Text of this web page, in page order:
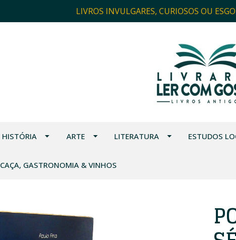
LIVROS INVULGARES, CURIOSOS OU
HISTÓRIA ARTE LITERATURA ESTUDOS
CAÇA, GASTRONOMIA & VINHOS